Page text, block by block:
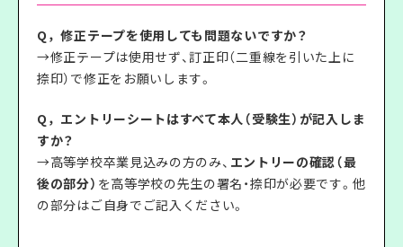
Q，修正テープを使用しても問題ないですか？
→修正テープは使用せず、訂正印（二重線を引いた上に
捺印）で修正をお願いします。
Q，エントリーシートはすべて本人（受験生）が記入しま
すか？
→高等学校卒業見込みの方のみ、 エントリーの確認（最
後の部分） を高等学校の先生の署名・捺印が必要です。他
の部分はご自身でご記入ください。